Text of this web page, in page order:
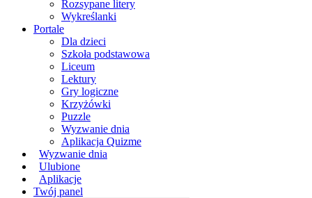
Rozsypane litery
Wykreślanki
Portale
Dla dzieci
Szkoła podstawowa
Liceum
Lektury
Gry logiczne
Krzyżówki
Puzzle
Wyzwanie dnia
Aplikacja Quizme
Wyzwanie dnia
Ulubione
Aplikacje
Twój panel